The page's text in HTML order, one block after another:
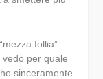
follia”
per quale
sinceramente